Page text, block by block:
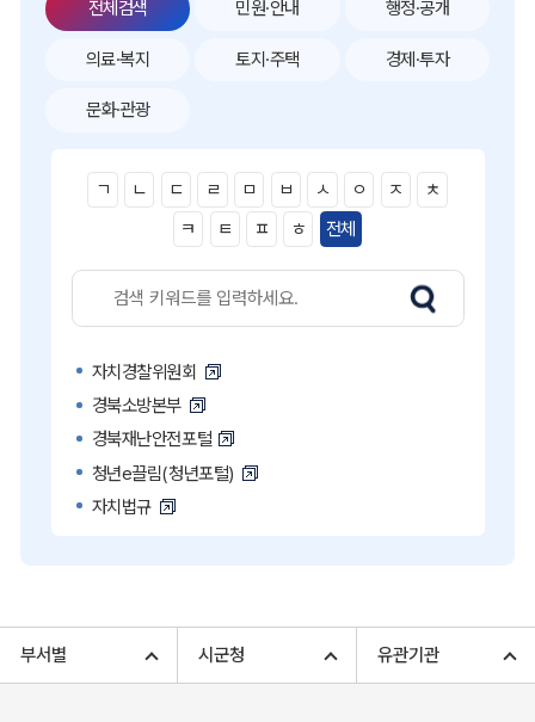
전체검색
ㄱ ㄴ ㄷ ㄹ ㅁ ㅂ ㅅ ㅇ ㅈ
ㅊ
ㅋ
ㅌ ㅍ ㅎ 전체
자치경찰위원회
경북소방본부
경북재난안전포털
청년e끌림(청년포털)
자치법규
고향사랑기부 아너스 클럽
민원·안내 행정·공개
의료·복지 토지·주택 경제·투자
문화·관광
부서별 시군청 유관기관